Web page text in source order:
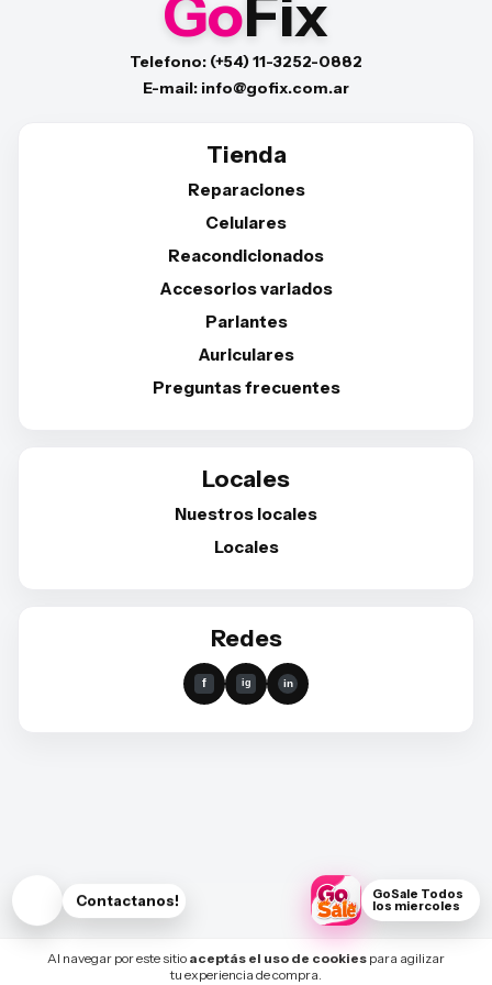
Al navegar por este sitio aceptás el uso de cookies para agilizar
tu experiencia de compra.
GoFix
Telefono: (+54) 11-3252-0882
E-mail: info@gofix.com.ar
Tienda
Reparaciones
Celulares
Reacondicionados
Accesorios variados
Parlantes
Auriculares
Preguntas frecuentes
Locales
Nuestros locales
Locales
Redes
Contactanos! GoSale Todos
los miercoles